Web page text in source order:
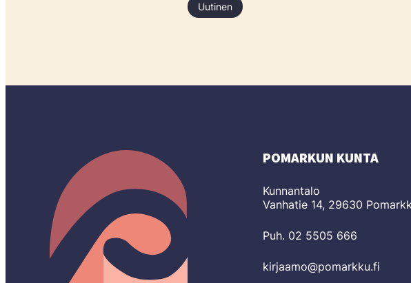
Uutinen
POMARKUN KUNTA
Kunnantalo
Vanhatie 14, 29630
Puh. 02 5505 666
kirjaamo@pomarkku.fi